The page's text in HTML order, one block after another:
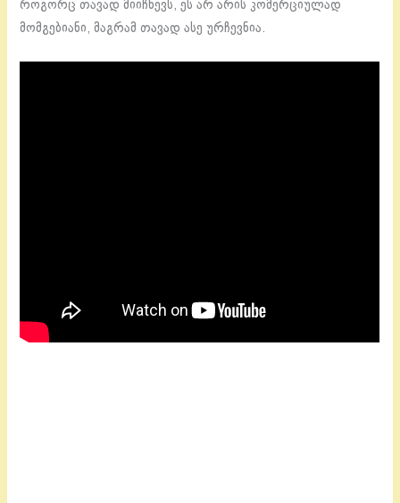
როგორც თავად მიიჩნევს, ეს არ არის კომერციულად
მომგებიანი, მაგრამ თავად ასე ურჩევნია.